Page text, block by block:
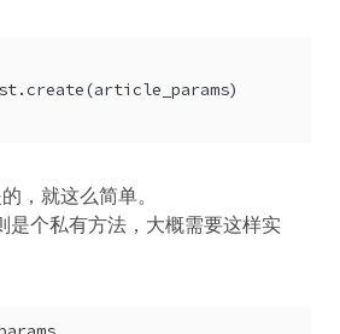
.create(article_params)
，就这么简单。
是个私有方法，大概需要这样实